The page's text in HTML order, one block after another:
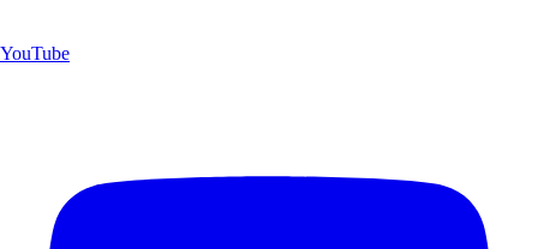
YouTube